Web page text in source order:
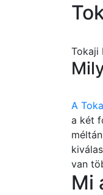
Tokaji
A
a két
van
Mi